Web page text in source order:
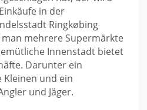
in der
Ringkøbing
mehrere Supermärkte
Innenstadt bietet
Darunter ein
Kleinen und ein
und Jäger.